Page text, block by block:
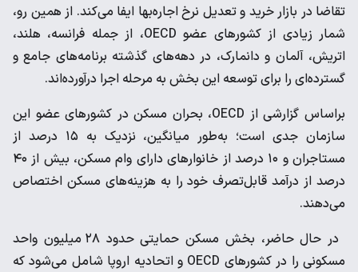
تقاضا در بازار خرید و تعدیل نرخ اجاره‌بها ایفا می‌کند. از همین رو،
شمار زیادی از کشورهای عضو OECD، از جمله فرانسه، هلند،
اتریش، آلمان و دانمارک، در دهه‌های گذشته برنامه‌های جامع و
گسترده‌ای را برای توسعه این بخش به مرحله اجرا درآورده‌اند.
براساس گزارشی از OECD، بحران مسکن در کشورهای عضو این
سازمان جدی است؛ به‌طور میانگین، نزدیک به ۱۵ درصد از
مستاجران و ۱۰ درصد از خانوارهای دارای وام مسکن، بیش از ۴۰
درصد از درآمد قابل‌تصرف خود را به هزینه‌های مسکن اختصاص
می‌دهند.
در حال حاضر، بخش مسکن حمایتی حدود ۲۸ میلیون واحد
مسکونی را در کشورهای OECD و اتحادیه اروپا شامل می‌شود که